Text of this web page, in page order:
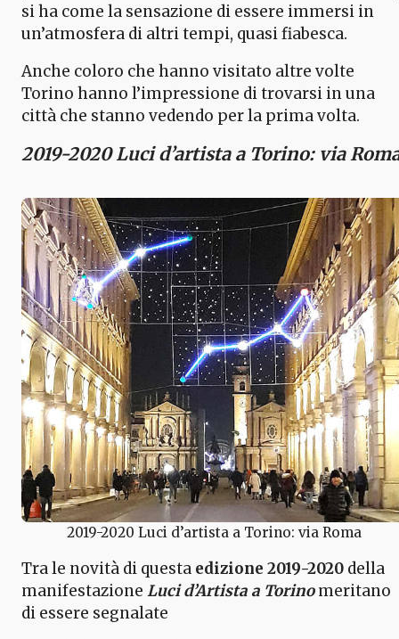
si ha come la sensazione di essere immersi in
un’atmosfera di altri tempi, quasi fiabesca.
Anche coloro che hanno visitato altre volte
Torino hanno l’impressione di trovarsi in una
città che stanno vedendo per la prima volta.
2019-2020 Luci d’artista a Torino: via
2019-2020 Luci d’artista a Torino: via Roma
Tra le novità di questa edizione 2019-2020 della
manifestazione Luci d’Artista a Torinomeritano
di essere segnalate